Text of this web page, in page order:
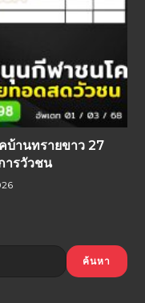
บ้านทรายขาว 27
ารวัวชน
ค้นหา